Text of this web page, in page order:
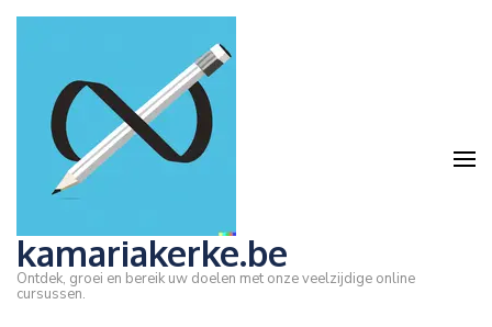
Ga
Enter)
kamariakerke.be
Ontdek, groei en bereik uw doelen met onze veelzijdige online
cursussen.